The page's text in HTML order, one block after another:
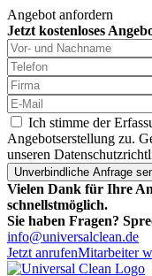
Angebot anfordern
Jetzt kostenloses
Ich stimme der
Angebotserstellung zu.
unseren
Vielen Dank für Ihre
schnellstmöglich.
Sie haben Fragen?
info@universalclean.de
Jetzt anrufenMitarbeiter